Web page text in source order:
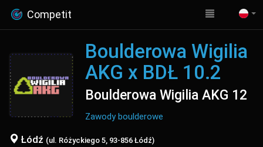
Competit
Boulderowa Wigilia
AKG x BDŁ 10.2
Boulderowa Wigilia AKG 12
Zawody boulderowe
Łódź (ul. Różyckiego 5, 93-856 Łódź)